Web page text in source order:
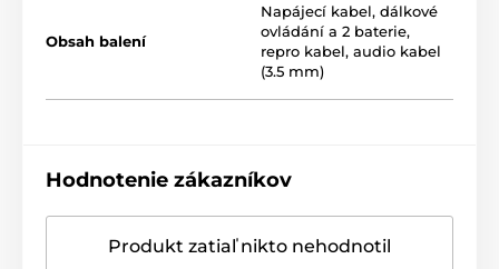
Obsah balení
Napájecí kabel, dálkové
ovládání a 2 baterie,
repro kabel, audio kabel
(3.5 mm)
Hodnotenie zákazníkov
Produkt zatiaľ nikto nehodnotil